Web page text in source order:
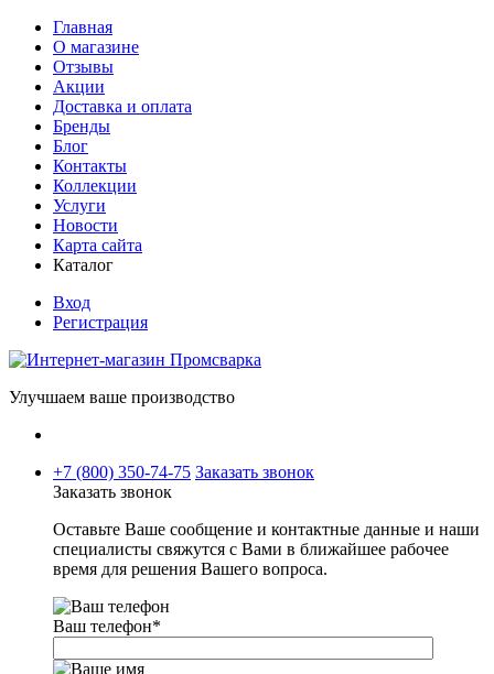
Главная
О магазине
Отзывы
Акции
Доставка и оплата
Бренды
Блог
Контакты
Коллекции
Услуги
Новости
Карта сайта
Каталог
Вход
Регистрация
Улучшаем ваше производство
+7 (800) 350-74-75 Заказать звонок
Заказать звонок
Оставьте Ваше сообщение и контактные данные и наши
специалисты свяжутся с Вами в ближайшее рабочее
время для решения Вашего вопроса.
Ваш телефон*